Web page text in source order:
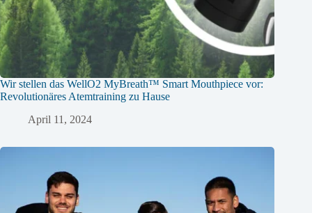
Wir stellen das WellO2 MyBreath™ Smart Mouthpiece vor:
Revolutionäres Atemtraining zu Hause
April 11, 2024